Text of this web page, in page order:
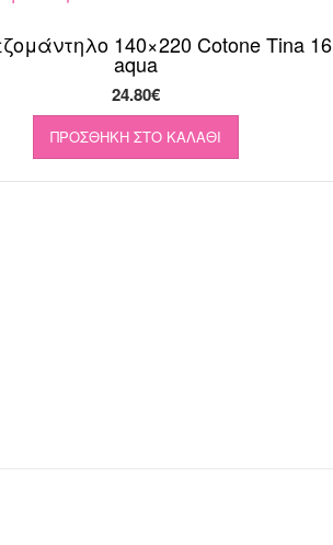
140×220 Cotone Tina 16
aqua
24.80€
ΠΡΟΣΘΉΚΗ ΣΤΟ ΚΑΛΆΘΙ